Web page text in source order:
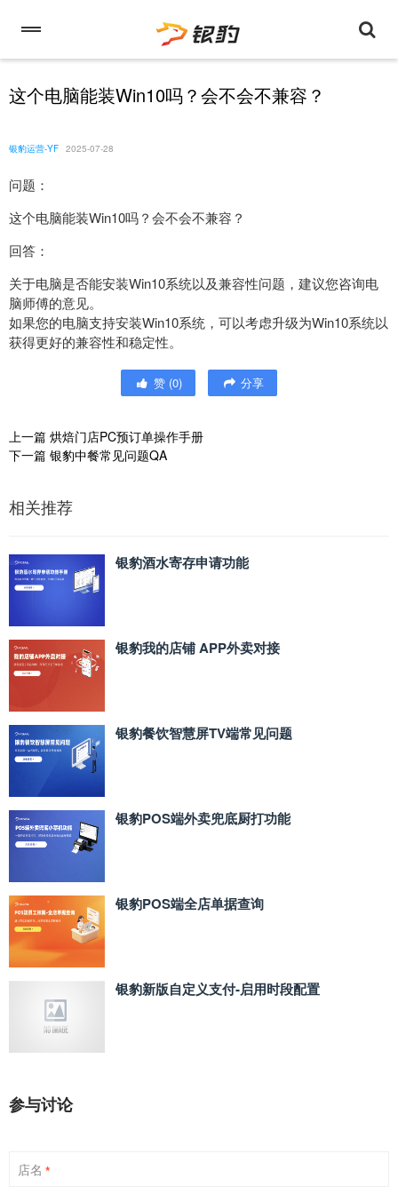
这个电脑能装Win10吗？会不会不兼容？
银豹运营-YF 2025-07-28
问题：
这个电脑能装Win10吗？会不会不兼容？
回答：
关于电脑是否能安装Win10系统以及兼容性问题，建议您咨询电
脑师傅的意见。
如果您的电脑支持安装Win10系统，可以考虑升级为Win10系统以
获得更好的兼容性和稳定性。
赞 (0) 分享
上一篇 烘焙门店PC预订单操作手册
下一篇 银豹中餐常见问题QA
相关推荐
银豹酒水寄存申请功能
银豹我的店铺 APP外卖对接
银豹餐饮智慧屏TV端常见问题
银豹POS端外卖兜底厨打功能
银豹POS端全店单据查询
银豹新版自定义支付‑启用时段配置
参与讨论
店名 *